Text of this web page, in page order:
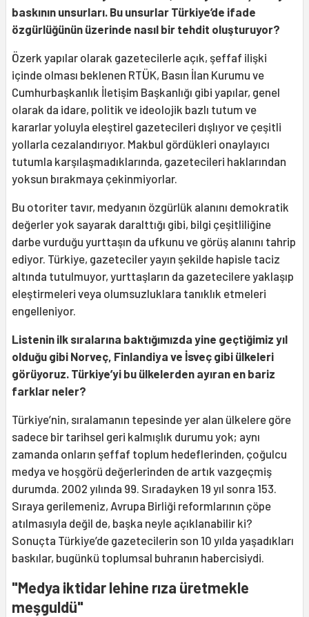
baskının unsurları. Bu unsurlar Türkiye’de ifade
özgürlüğünün üzerinde nasıl bir tehdit oluşturuyor?
Özerk yapılar olarak gazetecilerle açık, şeffaf ilişki
içinde olması beklenen RTÜK, Basın İlan Kurumu ve
Cumhurbaşkanlık İletişim Başkanlığı gibi yapılar, genel
olarak da idare, politik ve ideolojik bazlı tutum ve
kararlar yoluyla eleştirel gazetecileri dışlıyor ve çeşitli
yollarla cezalandırıyor. Makbul gördükleri onaylayıcı
tutumla karşılaşmadıklarında, gazetecileri haklarından
yoksun bırakmaya çekinmiyorlar.
Bu otoriter tavır, medyanın özgürlük alanını demokratik
değerler yok sayarak daralttığı gibi, bilgi çeşitliliğine
darbe vurduğu yurttaşın da ufkunu ve görüş alanını tahrip
ediyor. Türkiye, gazeteciler yayın şekilde hapisle taciz
altında tutulmuyor, yurttaşların da gazetecilere yaklaşıp
eleştirmeleri veya olumsuzluklara tanıklık etmeleri
engelleniyor.
Listenin ilk sıralarına baktığımızda yine geçtiğimiz yıl
olduğu gibi Norveç, Finlandiya ve İsveç gibi ülkeleri
görüyoruz. Türkiye’yi bu ülkelerden ayıran en bariz
farklar neler?
Türkiye’nin, sıralamanın tepesinde yer alan ülkelere göre
sadece bir tarihsel geri kalmışlık durumu yok; aynı
zamanda onların şeffaf toplum hedeflerinden, çoğulcu
medya ve hoşgörü değerlerinden de artık vazgeçmiş
durumda. 2002 yılında 99. Sıradayken 19 yıl sonra 153.
Sıraya gerilemeniz, Avrupa Birliği reformlarının çöpe
atılmasıyla değil de, başka neyle açıklanabilir ki?
Sonuçta Türkiye’de gazetecilerin son 10 yılda yaşadıkları
baskılar, bugünkü toplumsal buhranın habercisiydi.
"Medya iktidar lehine rıza üretmekle
meşguldü"